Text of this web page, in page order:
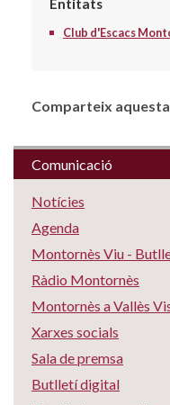
Entitats
Club d'Escacs
Comparteix
Comunicació
Notícies
Agenda
Montornès Viu -
Ràdio Montornès
Montornès a Vallès
Xarxes socials
Sala de premsa
Butlletí digital